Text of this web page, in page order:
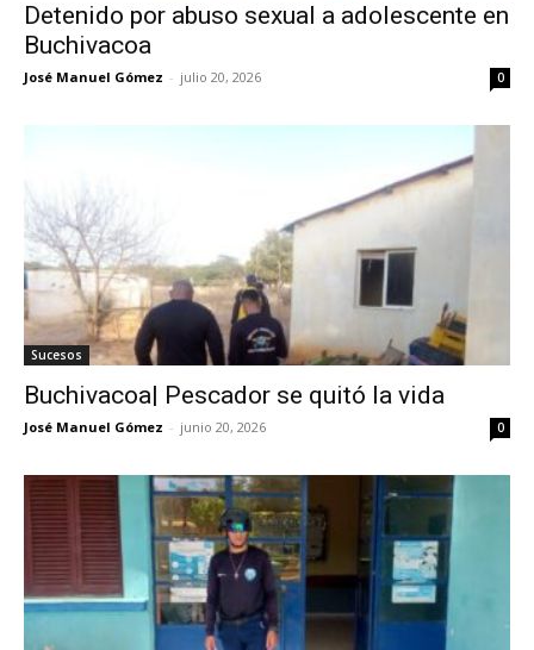
Detenido por abuso sexual a adolescente en
Buchivacoa
José Manuel Gómez - julio 20, 2026 0
Sucesos
Buchivacoa| Pescador se quitó la vida
José Manuel Gómez - junio 20, 2026 0